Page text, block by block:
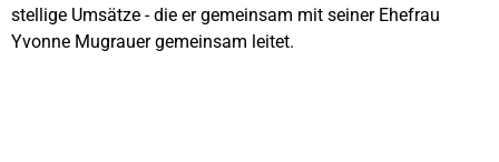
stellige Umsätze - die er gemeinsam mit seiner Ehefrau
Yvonne Mugrauer gemeinsam leitet.